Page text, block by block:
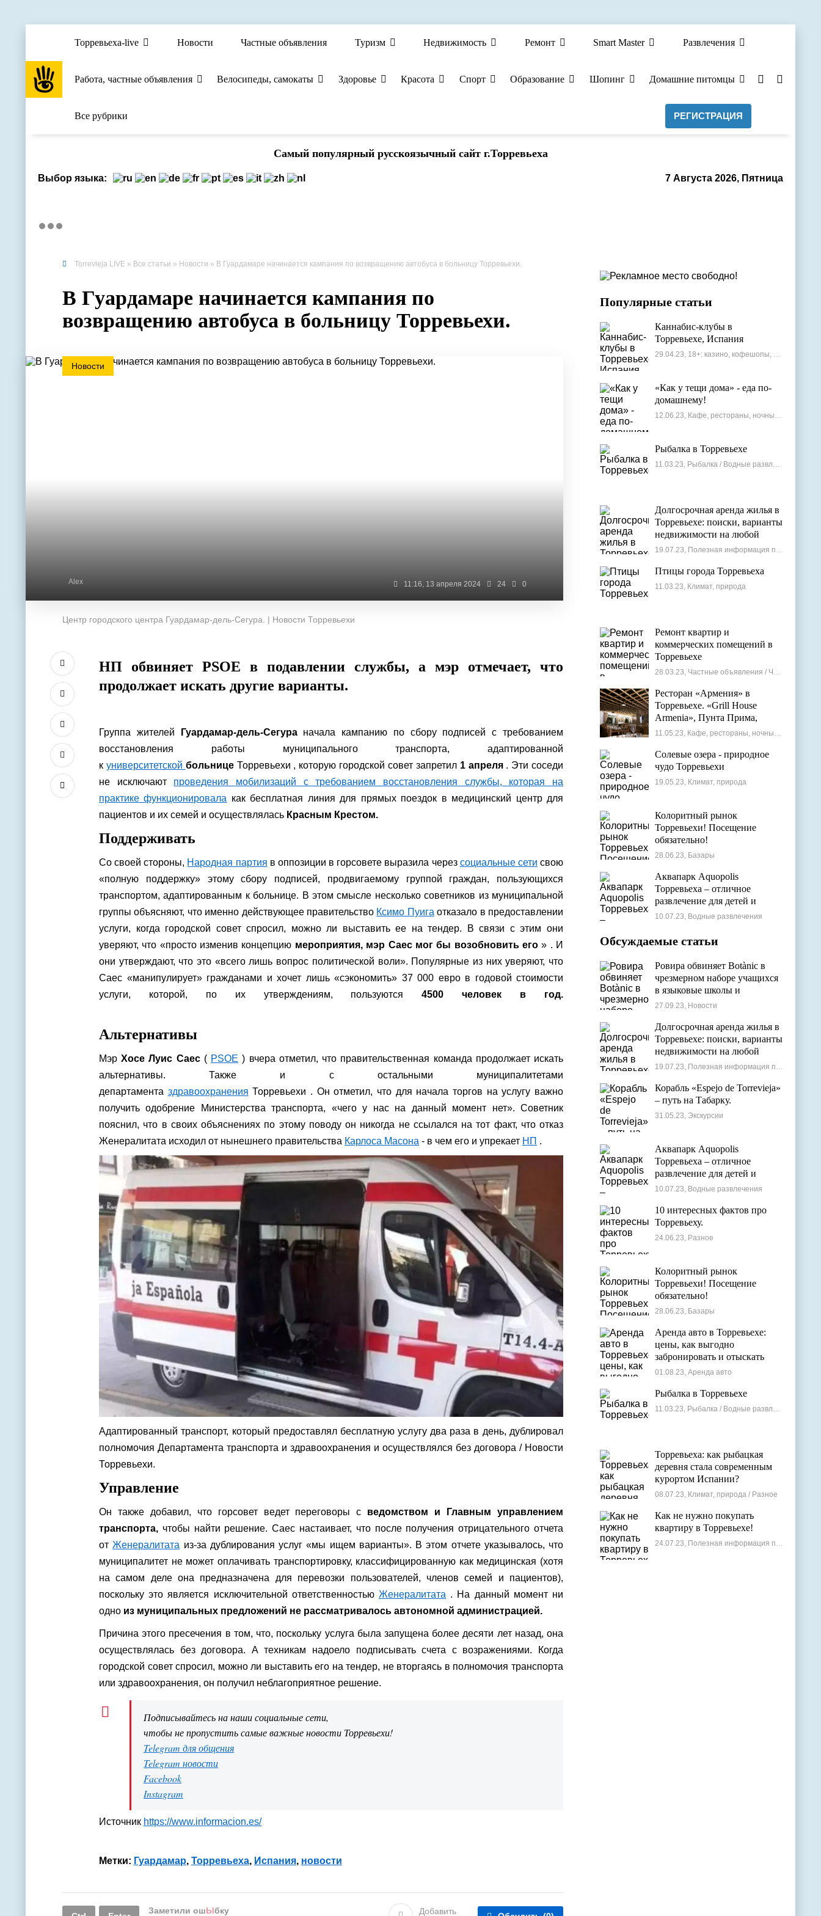
Торревьеха-live Новости Частные объявления Туризм Недвижимость Ремонт Smart Master Развлечения
Работа, частные объявления Велосипеды, самокаты Здоровье Красота Спорт Образование Шопинг Домашние питомцы
Все рубрики РЕГИСТРАЦИЯ
Cамый популярный русскоязычный сайт г.Торревьеха
7 Августа 2026, Пятница
Выбор языка:
Torrevieja LIVE » Все статьи » Новости » В Гуардамаре начинается кампания по возвращению автобуса в больницу Торревьехи.
В Гуардамаре начинается кампания по
возвращению автобуса в больницу Торревьехи.
Новости
Alex 11:16, 13 апреля 2024 24 0
Центр городского центра Гуардамар-дель-Сегура. | Новости Торревьехи
НП обвиняет PSOE в подавлении службы, а мэр отмечает, что
продолжает искать другие варианты.
Группа жителей Гуардамар-дель-Сегураначала кампанию по сбору подписей с требованием
восстановления работы муниципального транспорта, адаптированной
к университетской больницеТорревьехи , которую городской совет запретил 1 апреля. Эти соседи
не исключают проведения мобилизаций с требованием восстановления службы, которая на
практике функционировала как бесплатная линия для прямых поездок в медицинский центр для
пациентов и их семей и осуществлялась Красным Крестом.
Поддерживать
Со своей стороны, Народная партия в оппозиции в горсовете выразила через социальные сети свою
«полную поддержку» этому сбору подписей, продвигаемому группой граждан, пользующихся
транспортом, адаптированным к больнице. В этом смысле несколько советников из муниципальной
группы объясняют, что именно действующее правительство Ксимо Пуига отказало в предоставлении
услуги, когда городской совет спросил, можно ли выставить ее на тендер. В связи с этим они
уверяют, что «просто изменив концепцию мероприятия, мэр Саес мог бы возобновить его» . И
они утверждают, что это «всего лишь вопрос политической воли». Популярные из них уверяют, что
Саес «манипулирует» гражданами и хочет лишь «сэкономить» 37 000 евро в годовой стоимости
услуги, которой, по их утверждениям, пользуются4500 человек в год.
Альтернативы
МэрХосе Луис Саес( PSOE ) вчера отметил, что правительственная команда продолжает искать
альтернативы. Также и с остальными муниципалитетами
департамента здравоохранения Торревьехи . Он отметил, что для начала торгов на услугу важно
получить одобрение Министерства транспорта, «чего у нас на данный момент нет». Советник
пояснил, что в своих объяснениях по этому поводу он никогда не ссылался на тот факт, что отказ
Женералитата исходил от нынешнего правительства Карлоса Масона - в чем его и упрекает НП .
Адаптированный транспорт, который предоставлял бесплатную услугу два раза в день, дублировал
полномочия Департамента транспорта и здравоохранения и осуществлялся без договора / Новости
Торревьехи.
Управление
Он также добавил, что горсовет ведет переговоры с ведомством и Главным управлением
транспорта, чтобы найти решение. Саес настаивает, что после получения отрицательного отчета
отЖенералитата из-за дублирования услуг «мы ищем варианты». В этом отчете указывалось, что
муниципалитет не может оплачивать транспортировку, классифицированную как медицинская (хотя
на самом деле она предназначена для перевозки пользователей, членов семей и пациентов),
поскольку это является исключительной ответственностью Женералитата . На данный момент ни
одно из муниципальных предложений не рассматривалось автономной администрацией.
Причина этого пресечения в том, что, поскольку услуга была запущена более десяти лет назад, она
осуществлялась без договора. А техникам надоело подписывать счета с возражениями. Когда
городской совет спросил, можно ли выставить его на тендер, не вторгаясь в полномочия транспорта
или здравоохранения, он получил неблагоприятное решение.
Подписывайтесь на наши социальные сети,
чтобы не пропустить самые важные новости Торревьехи!
Telegram для общения
Telegram новости
Facebook
Instagram
Источник https://www.informacion.es/
Метки: Гуардамар, Торревьеха, Испания, новости
Заметили ошЫбку
Добавить
Популярные статьи
Каннабис-клубы в
Торревьехе, Испания
29.04.23, 18+: казино, кофешопы, стрип-бары
«Как у тещи дома» - еда по-
домашнему!
12.06.23, Кафе, рестораны, ночные клубы
Рыбалка в Торревьехе
11.03.23, Рыбалка / Водные развлечения
Долгосрочная аренда жилья в
Торревьехе: поиски, варианты
недвижимости на любой
бюджет
19.07.23, Полезная информация по недвижимости
Птицы города Торревьеха
11.03.23, Климат, природа
Ремонт квартир и
коммерческих помещений в
Торревьехе
28.03.23, Частные объявления / Частные мастера
Ресторан «Армения» в
Торревьехе. «Grill House
Armenia», Пунта Прима,
Испания
11.05.23, Кафе, рестораны, ночные клубы
Солевые озера - природное
чудо Торревьехи
19.05.23, Климат, природа
Колоритный рынок
Торревьехи! Посещение
обязательно!
28.06.23, Базары
Аквапарк Aquopolis
Торревьеха – отличное
развлечение для детей и
взрослых
10.07.23, Водные развлечения
Обсуждаемые статьи
Ровира обвиняет Botànic в
чрезмерном наборе учащихся
в языковые школы и
проблемах с ассигнованиями
27.09.23, Новости
Долгосрочная аренда жилья в
Торревьехе: поиски, варианты
недвижимости на любой
бюджет
19.07.23, Полезная информация по недвижимости
Корабль «Espejo de Torrevieja»
– путь на Табарку.
31.05.23, Экскурсии
Аквапарк Aquopolis
Торревьеха – отличное
развлечение для детей и
взрослых
10.07.23, Водные развлечения
10 интересных фактов про
Торревьеху.
24.06.23, Разное
Колоритный рынок
Торревьехи! Посещение
обязательно!
28.06.23, Базары
Аренда авто в Торревьехе:
цены, как выгодно
забронировать и отыскать
лучшие варианты
01.08.23, Аренда авто
Рыбалка в Торревьехе
11.03.23, Рыбалка / Водные развлечения
Торревьеха: как рыбацкая
деревня стала современным
курортом Испании?
08.07.23, Климат, природа / Разное
Как не нужно покупать
квартиру в Торревьехе!
24.07.23, Полезная информация по недвижимости